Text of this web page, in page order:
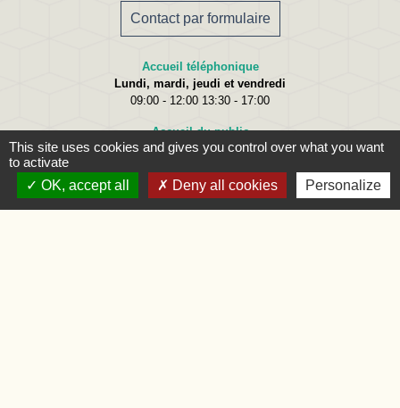
Contact par formulaire
Accueil téléphonique
Lundi, mardi, jeudi et vendredi
09:00 - 12:00 13:30 - 17:00
Accueil du public
Lundi09:00 - 12:00
Jeudi
09:00 - 12:00 et 15:00 - 18:00
Vendredi09:00 - 12:00
This site uses cookies and gives you control over what you want
to activate
OK, accept all
Deny all cookies Personalize